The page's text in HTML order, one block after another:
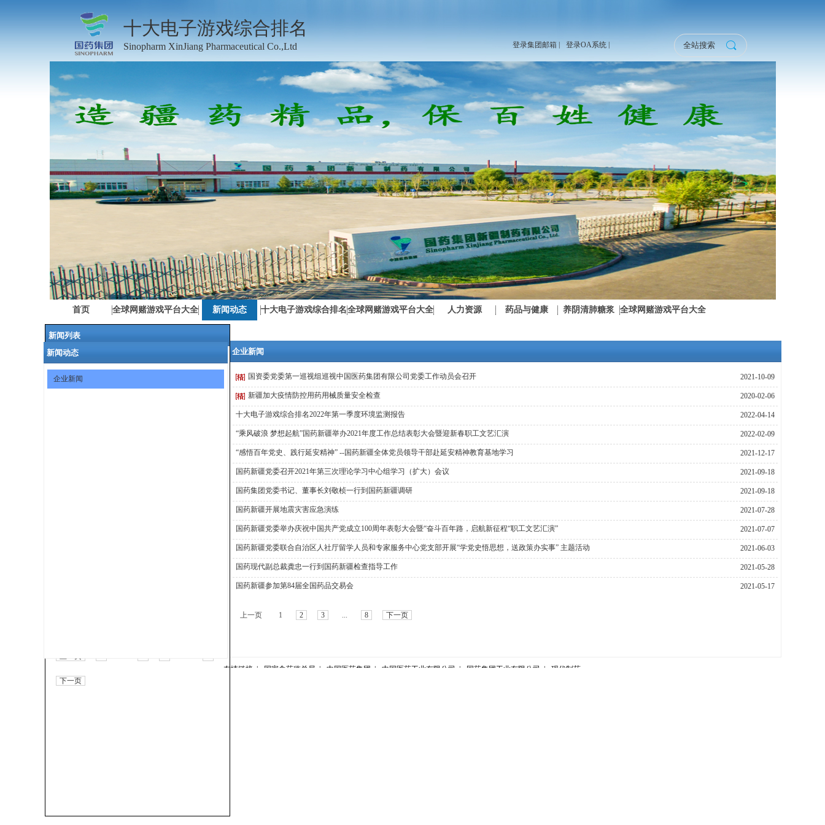
十大电子游戏综合排名
Sinopharm XinJiang Pharmaceutical Co.,Ltd 登录集团邮箱 | 登录OA系统 |
首页 全球网赌游戏平台大全 新闻动态 十大电子游戏综合排名全球网赌游戏平台大全 人力资源 药品与健康 养阴清肺糖浆 全球网赌游戏平台大全
企业新闻
国资委党委第一巡视组巡视中国医药集团有限公司党委工作动员会召开 2021-10-09
新疆加大疫情防控用药用械质量安全检查 2020-02-06
十大电子游戏综合排名2022年第一季度环境监测报告 2022-04-14
“乘风破浪 梦想起航”国药新疆举办2021年度工作总结表彰大会暨迎新春职工文艺汇演 2022-02-09
“感悟百年党史、践行延安精神” --国药新疆全体党员领导干部赴延安精神教育基地学习 2021-12-17
国药新疆党委召开2021年第三次理论学习中心组学习（扩大）会议 2021-09-18
国药集团党委书记、董事长刘敬桢一行到国药新疆调研 2021-09-18
国药新疆开展地震灾害应急演练 2021-07-28
国药新疆党委举办庆祝中国共产党成立100周年表彰大会暨“奋斗百年路，启航新征程“职工文艺汇演” 2021-07-07
国药新疆党委联合自治区人社厅留学人员和专家服务中心党支部开展“学党史悟思想，送政策办实事” 主题活动 2021-06-03
国药现代副总裁龚忠一行到国药新疆检查指导工作 2021-05-28
国药新疆参加第84届全国药品交易会 2021-05-17
上一页 1 2 3 ... 8 下一页
新闻列表
国药新疆2021年安全标准化二级复认证工作启动大
国药新疆召开精益管理第十期辅导总结暨表彰大会
下一页
友情链接 | 国家食药监总局 | 中国医药集团 | 中国医药工业有限公司 | 国药集团工业有限公司 | 现代制药
新闻动态
企业新闻